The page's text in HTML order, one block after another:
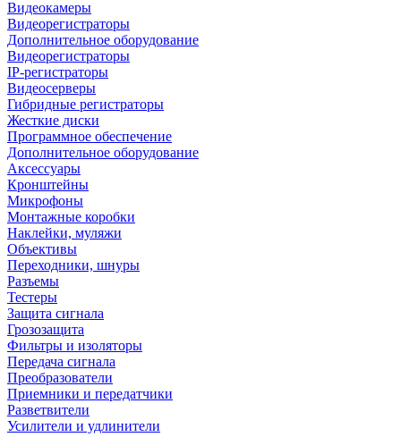
Видеокамеры
Видеорегистраторы
Дополнительное оборудование
Видеорегистраторы
IP-регистраторы
Видеосерверы
Гибридные регистраторы
Жесткие диски
Программное обеспечение
Дополнительное оборудование
Аксессуары
Кронштейны
Микрофоны
Монтажные коробки
Наклейки, муляжи
Объективы
Переходники, шнуры
Разъемы
Тестеры
Защита сигнала
Грозозащита
Фильтры и изоляторы
Передача сигнала
Преобразователи
Приемники и передатчики
Разветвители
Усилители и удлинители